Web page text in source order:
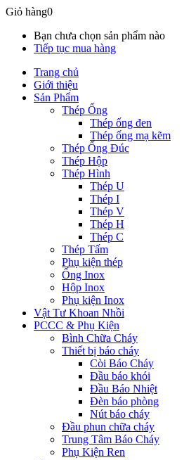
Giỏ hàng0
Bạn chưa chọn sản phẩm nào
Tiếp tục mua hàng
Trang chủ
Giới thiệu
Sản Phẩm
Thép Ống
Thép ống đen
Thép ống mạ kẽm
Thép Ống Đúc
Thép Hộp
Thép Hình
Thép U
Thép I
Thép V
Thép H
Thép C
Thép Tấm
Phụ kiện thép
Ống Inox
Hộp Inox
Phụ kiện Inox
Vật Tư Khoan Nhồi
PCCC & Phụ Kiện
Bình Chữa Cháy
Thiết bị báo cháy
Còi Báo Cháy
Đầu báo khói
Đầu Báo Nhiệt
Đèn báo phòng
Nút báo cháy
Đầu phun chữa cháy
Trung Tâm Báo Cháy
Phụ Kiện Ren